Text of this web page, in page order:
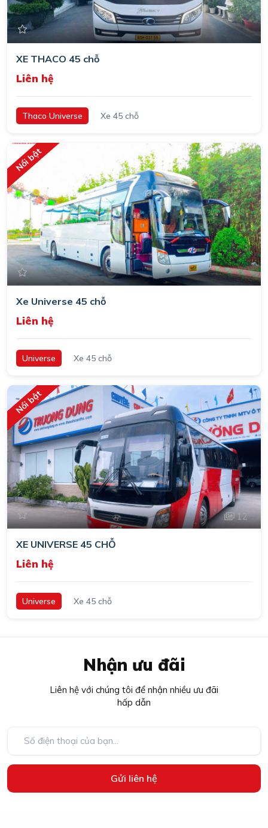
XE THACO 45 chỗ
Liên hệ
Thaco Universe Xe 45 chỗ
Nổi bật
Xe Universe 45 chỗ
Liên hệ
Universe Xe 45 chỗ
12
Nổi bật
XE UNIVERSE 45 CHỖ
Liên hệ
Universe Xe 45 chỗ
Nhận ưu đãi
Liên hệ với chúng tôi để nhận nhiều ưu đãi
hấp dẫn
Gửi liên hệ